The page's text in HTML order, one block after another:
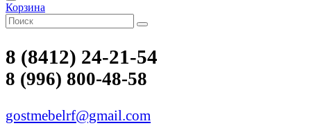
Корзина
8 (8412) 24-21-54
8 (996) 800-48-58
gostmebelrf@gmail.com